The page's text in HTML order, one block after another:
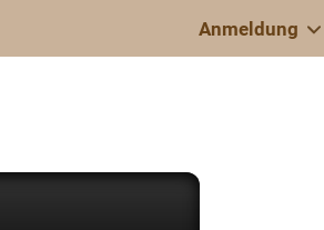
Anmeldung